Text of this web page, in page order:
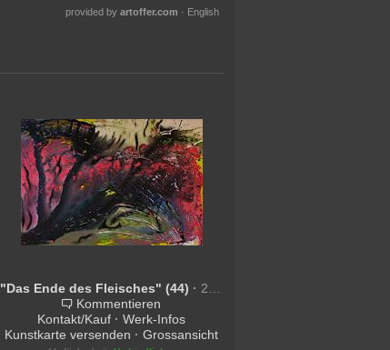
provided by artoffer.com · English
"Das Ende des Fleisches" (44) · 2011
Kommentieren
Kontakt/Kauf · Werk-Infos
Kunstkarte versenden · Grossansicht